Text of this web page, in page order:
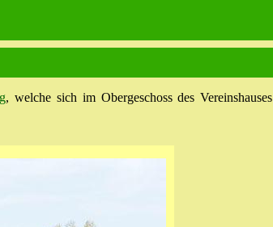
, welche sich im Obergeschoss des Vereinshauses